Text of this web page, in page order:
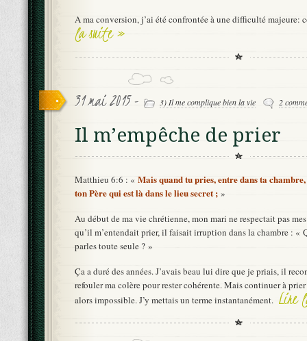
A ma conversion, j’ai été confrontée à une difficulté majeure:
la suite »
31 mai 2015 - 3) Il me complique bien la vie 2
Il m’empêche de prier
Matthieu 6:6 : « Mais quand tu pries, entre dans ta
ton Père qui est là dans le lieu secret ; »
Au début de ma vie chrétienne, mon mari ne respectait pas
qu’il m’entendait prier, il faisait irruption dans la chambre : «
parles toute seule ? »
Ça a duré des années. J’avais beau lui dire que je priais, il
refouler ma colère pour rester cohérente. Mais continuer à
alors impossible. J’y mettais un terme instantanément. Lire